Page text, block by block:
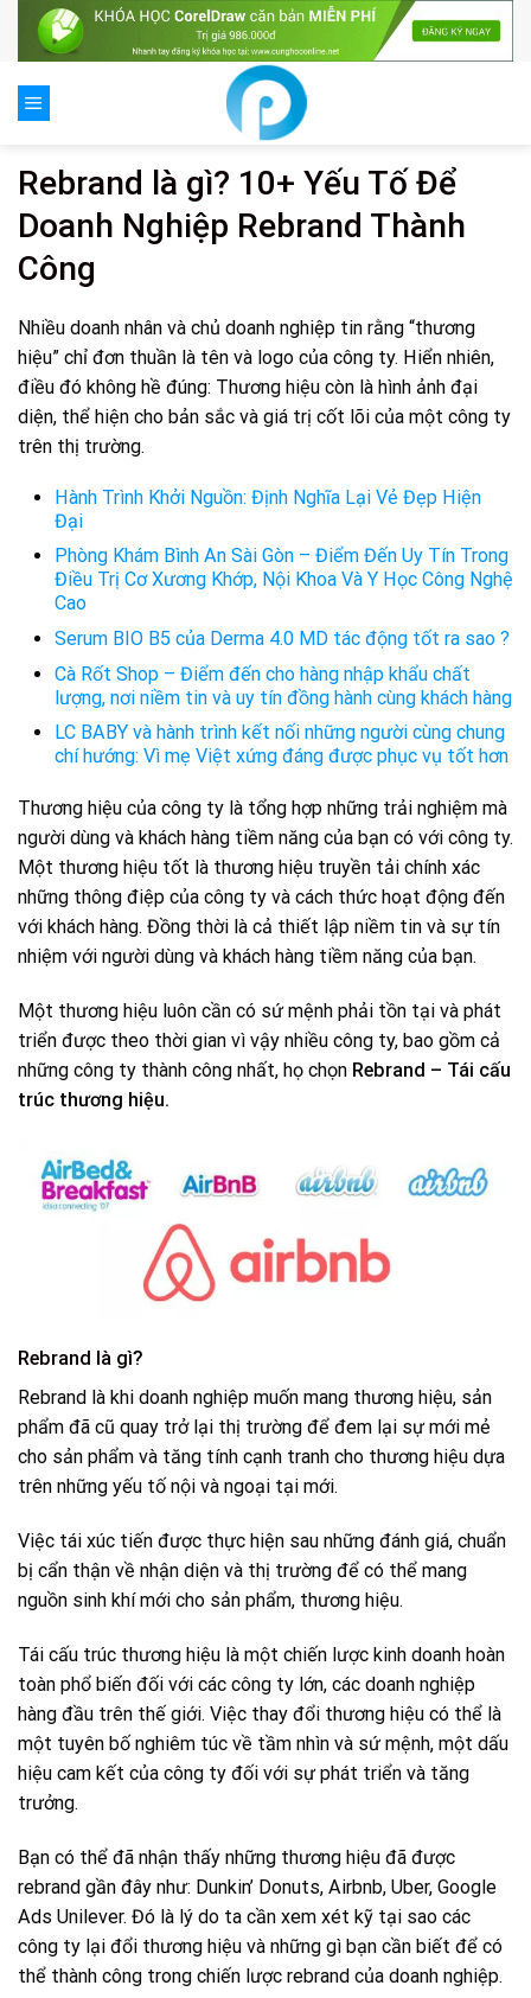
Rebrand là gì? 10+ Yếu Tố Để
Doanh Nghiệp Rebrand Thành
Công
Nhiều doanh nhân và chủ doanh nghiệp tin rằng “thương
hiệu” chỉ đơn thuần là tên và logo của công ty. Hiển nhiên,
điều đó không hề đúng: Thương hiệu còn là hình ảnh đại
diện, thể hiện cho bản sắc và giá trị cốt lõi của một công ty
trên thị trường.
Hành Trình Khởi Nguồn: Định Nghĩa Lại Vẻ Đẹp Hiện
Đại
Phòng Khám Bình An Sài Gòn – Điểm Đến Uy Tín Trong
Điều Trị Cơ Xương Khớp, Nội Khoa Và Y Học Công Nghệ
Cao
Serum BIO B5 của Derma 4.0 MD tác động tốt ra sao ?
Cà Rốt Shop – Điểm đến cho hàng nhập khẩu chất
lượng, nơi niềm tin và uy tín đồng hành cùng khách hàng
LC BABY và hành trình kết nối những người cùng chung
chí hướng: Vì mẹ Việt xứng đáng được phục vụ tốt hơn
Thương hiệu của công ty là tổng hợp những trải nghiệm mà
người dùng và khách hàng tiềm năng của bạn có với công ty.
Một thương hiệu tốt là thương hiệu truyền tải chính xác
những thông điệp của công ty và cách thức hoạt động đến
với khách hàng. Đồng thời là cả thiết lập niềm tin và sự tín
nhiệm với người dùng và khách hàng tiềm năng của bạn.
Một thương hiệu luôn cần có sứ mệnh phải tồn tại và phát
triển được theo thời gian vì vậy nhiều công ty, bao gồm cả
những công ty thành công nhất, họ chọn Rebrand – Tái cấu
trúc thương hiệu.
Rebrand là gì?
Rebrand là khi doanh nghiệp muốn mang thương hiệu, sản
phẩm đã cũ quay trở lại thị trường để đem lại sự mới mẻ
cho sản phẩm và tăng tính cạnh tranh cho thương hiệu dựa
trên những yếu tố nội và ngoại tại mới.
Việc tái xúc tiến được thực hiện sau những đánh giá, chuẩn
bị cẩn thận về nhận diện và thị trường để có thể mang
nguồn sinh khí mới cho sản phẩm, thương hiệu.
Tái cấu trúc thương hiệu là một chiến lược kinh doanh hoàn
toàn phổ biến đối với các công ty lớn, các doanh nghiệp
hàng đầu trên thế giới. Việc thay đổi thương hiệu có thể là
một tuyên bố nghiêm túc về tầm nhìn và sứ mệnh, một dấu
hiệu cam kết của công ty đối với sự phát triển và tăng
trưởng.
Bạn có thể đã nhận thấy những thương hiệu đã được
rebrand gần đây như: Dunkin’ Donuts, Airbnb, Uber, Google
Ads Unilever. Đó là lý do ta cần xem xét kỹ tại sao các
công ty lại đổi thương hiệu và những gì bạn cần biết để có
thể thành công trong chiến lược rebrand của doanh nghiệp.